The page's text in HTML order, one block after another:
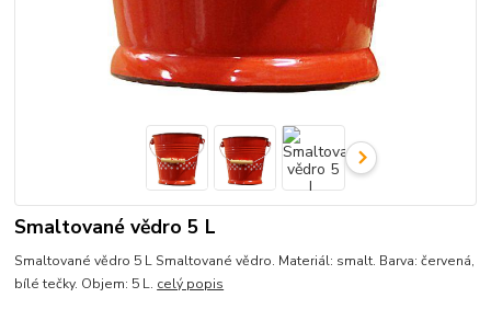
Smaltované vědro 5 L
Smaltované vědro 5 L Smaltované vědro. Materiál: smalt. Barva: červená,
bílé tečky. Objem: 5 L. celý popis